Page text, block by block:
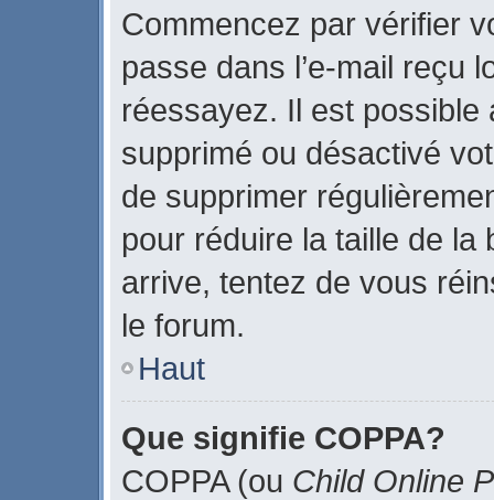
Commencez par vérifier
passe dans l’e-mail reçu
réessayez. Il est possible
supprimé ou désactivé
de supprimer
pour réduire la taille de
arrive, tentez de vous
le forum.
Haut
Que signifie COPPA?
COPPA (ou Child Online